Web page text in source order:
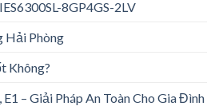
8GP4GS-2LV
Hải Phòng
Không?
E1 – Giải Pháp An Toàn Cho Gia Đình